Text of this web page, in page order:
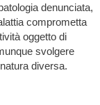
denunciata,
comprometta
oggetto di
svolgere
diversa.